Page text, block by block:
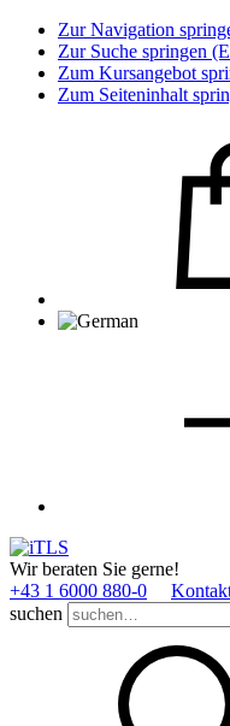
Zur Navigation
Zur Suche springen
Zum Kursangebot
Zum Seiteninhalt
Wir beraten Sie gerne!
+43 1 6000 880­-0
suchen